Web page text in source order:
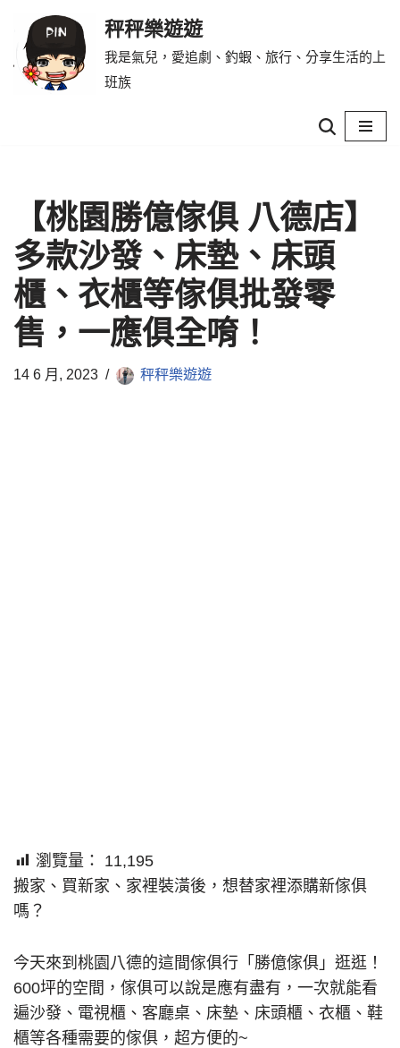
Skip
to
秤秤樂遊遊
我是氣兒，愛追劇、釣蝦、旅行、分享生活的上
班族
【桃園勝億傢俱 八德店】
多款沙發、床墊、床頭
櫃、衣櫃等傢俱批發零
售，一應俱全唷！
14 6 月, 2023 秤秤樂遊遊
瀏覽量：
11,195
搬家、買新家、家裡裝潢後，想替家裡添購新傢俱
嗎？
今天來到桃園八德的這間傢俱行「勝億傢俱」逛逛！
600坪的空間，傢俱可以說是應有盡有，一次就能看
遍沙發、電視櫃、客廳桌、床墊、床頭櫃、衣櫃、鞋
櫃等各種需要的傢俱，超方便的~